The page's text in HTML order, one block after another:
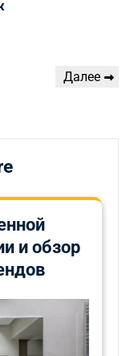
Следующая
Далее
и обзор